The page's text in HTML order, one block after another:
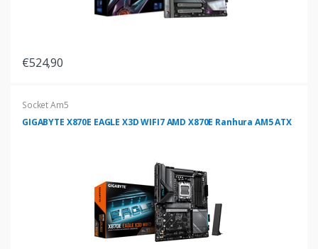
€524,90
Socket Am5
GIGABYTE X870E EAGLE X3D WIFI7 AMD X870E Ranhura AM5 ATX